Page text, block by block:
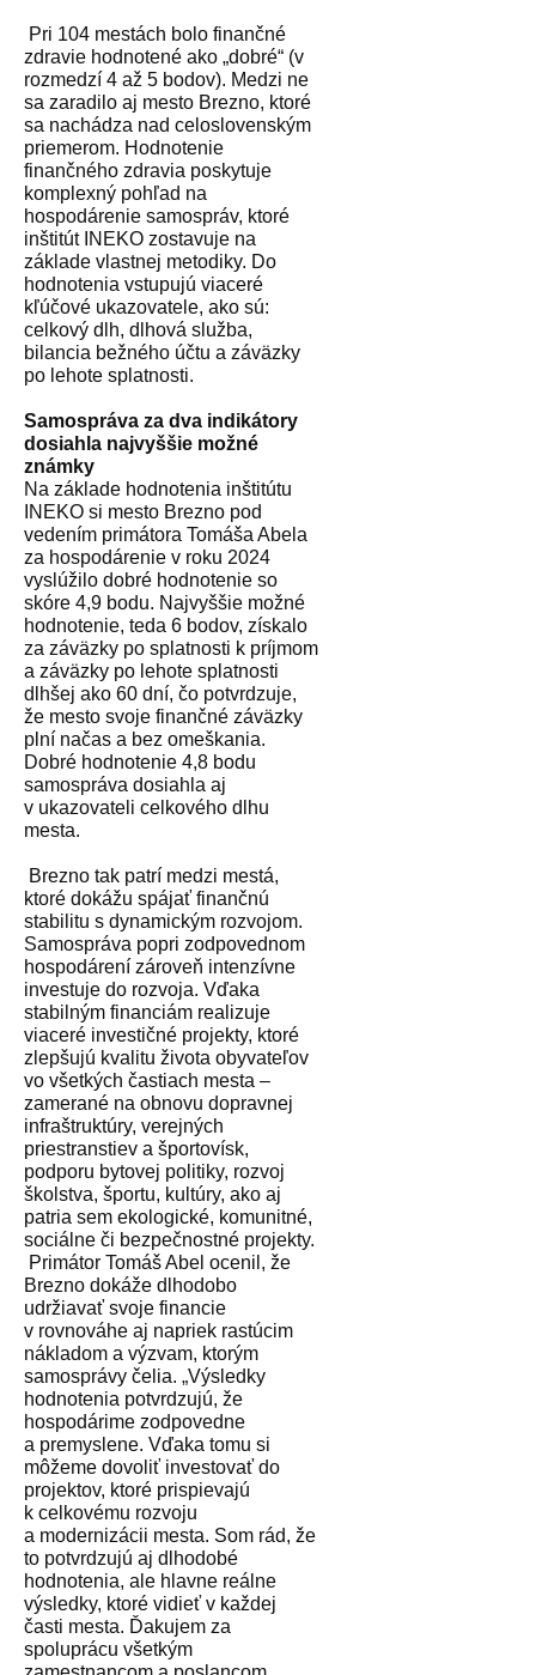
Pri 104 mestách bolo finančné
zdravie hodnotené ako „dobré“ (v
rozmedzí 4 až 5 bodov). Medzi ne
sa zaradilo aj mesto Brezno, ktoré
sa nachádza nad celoslovenským
priemerom. Hodnotenie
finančného zdravia poskytuje
komplexný pohľad na
hospodárenie samospráv, ktoré
inštitút INEKO zostavuje na
základe vlastnej metodiky. Do
hodnotenia vstupujú viaceré
kľúčové ukazovatele, ako sú:
celkový dlh, dlhová služba,
bilancia bežného účtu a záväzky
po lehote splatnosti.
Samospráva za dva indikátory
dosiahla najvyššie možné
známky
Na základe hodnotenia inštitútu
INEKO si mesto Brezno pod
vedením primátora Tomáša Abela
za hospodárenie v roku 2024
vyslúžilo dobré hodnotenie so
skóre 4,9 bodu. Najvyššie možné
hodnotenie, teda 6 bodov, získalo
za záväzky po splatnosti k príjmom
a záväzky po lehote splatnosti
dlhšej ako 60 dní, čo potvrdzuje,
že mesto svoje finančné záväzky
plní načas a bez omeškania.
Dobré hodnotenie 4,8 bodu
samospráva dosiahla aj
v ukazovateli celkového dlhu
mesta.
Brezno tak patrí medzi mestá,
ktoré dokážu spájať finančnú
stabilitu s dynamickým rozvojom.
Samospráva popri zodpovednom
hospodárení zároveň intenzívne
investuje do rozvoja. Vďaka
stabilným financiám realizuje
viaceré investičné projekty, ktoré
zlepšujú kvalitu života obyvateľov
vo všetkých častiach mesta –
zamerané na obnovu dopravnej
infraštruktúry, verejných
priestranstiev a športovísk,
podporu bytovej politiky, rozvoj
školstva, športu, kultúry, ako aj
patria sem ekologické, komunitné,
sociálne či bezpečnostné projekty.
Primátor Tomáš Abel ocenil, že
Brezno dokáže dlhodobo
udržiavať svoje financie
v rovnováhe aj napriek rastúcim
nákladom a výzvam, ktorým
samosprávy čelia. „Výsledky
hodnotenia potvrdzujú, že
hospodárime zodpovedne
a premyslene. Vďaka tomu si
môžeme dovoliť investovať do
projektov, ktoré prispievajú
k celkovému rozvoju
a modernizácii mesta. Som rád, že
to potvrdzujú aj dlhodobé
hodnotenia, ale hlavne reálne
výsledky, ktoré vidieť v každej
časti mesta. Ďakujem za
spoluprácu všetkým